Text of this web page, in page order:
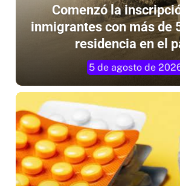
Comenzó la
inmigrantes con más de
residencia en el
5 de agosto de